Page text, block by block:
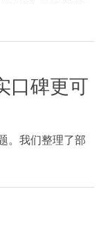
口碑更可
。我们整理了部